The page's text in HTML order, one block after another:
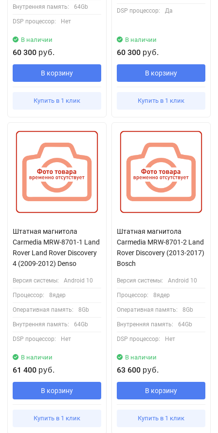
Внутренняя память: 64Gb
DSP процессор: Нет
В наличии
60 300 руб.
В корзину
Купить в 1 клик
DSP процессор: Да
В наличии
60 300 руб.
В корзину
Купить в 1 клик
Штатная магнитола
Carmedia MRW-8701-1 Land
Rover Land Rover Discovery
4 (2009-2012) Denso
Версия системы: Android 10
Процессор: 8ядер
Оперативная память: 8Gb
Внутренняя память: 64Gb
DSP процессор: Нет
В наличии
61 400 руб.
В корзину
Купить в 1 клик
Штатная магнитола
Carmedia MRW-8701-2 Land
Rover Discovery (2013-2017)
Bosch
Версия системы: Android 10
Процессор: 8ядер
Оперативная память: 8Gb
Внутренняя память: 64Gb
DSP процессор: Нет
В наличии
63 600 руб.
В корзину
Купить в 1 клик